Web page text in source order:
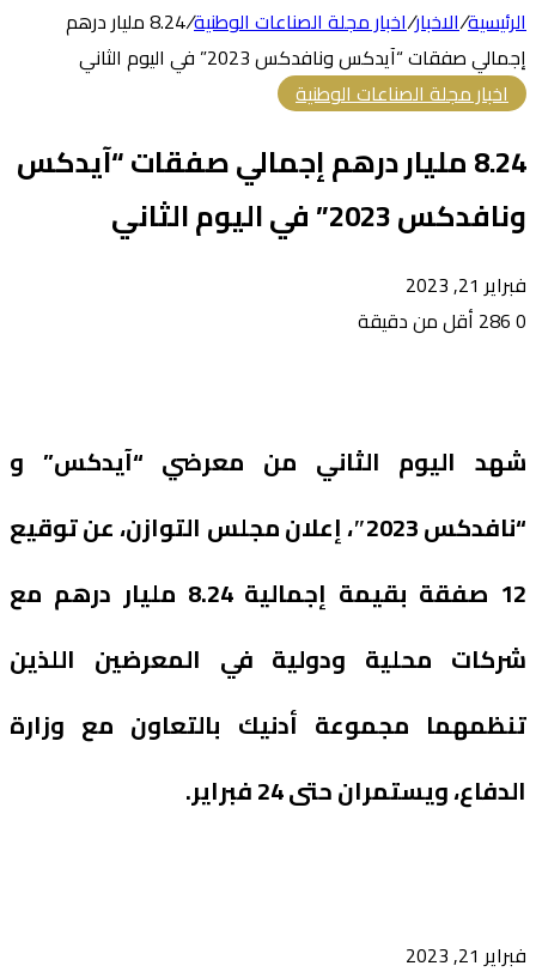
الرئيسية/الاخبار/اخبار مجلة الصناعات الوطنية/
8.24 مليار درهم
إجمالي صفقات “آيدكس ونافدكس 2023” في اليوم الثاني
اخبار مجلة الصناعات الوطنية
8.24 مليار درهم إجمالي صفقات “آيدكس
ونافدكس 2023” في اليوم الثاني
فبراير 21, 2023
0
أقل من دقيقة
شهد اليوم الثاني من معرضي “آيدكس” و
“نافدكس 2023″، إعلان مجلس التوازن، عن توقيع
12 صفقة بقيمة إجمالية 8.24 مليار درهم مع
شركات محلية ودولية في المعرضين اللذين
تنظمهما مجموعة أدنيك بالتعاون مع وزارة
الدفاع، ويستمران حتى 24 فبراير.
فبراير 21, 2023